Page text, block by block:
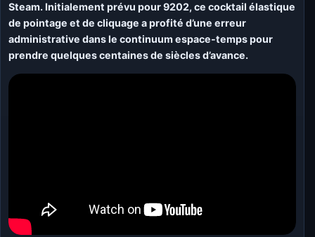
Steam. Initialement prévu pour 9202, ce cocktail élastique
de pointage et de cliquage a profité d’une erreur
administrative dans le continuum espace-temps pour
prendre quelques centaines de siècles d’avance.